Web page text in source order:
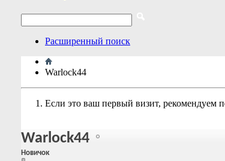
Расширенный поиск
Warlock44
Если это ваш первый визит, рекомендуем
Warlock44
Новичок